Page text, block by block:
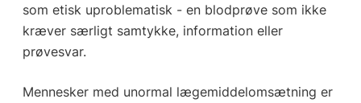
som etisk uproblematisk - en blodprøve som ikke
kræver særligt samtykke, information eller
prøvesvar.
Mennesker med unormal lægemiddelomsætning er